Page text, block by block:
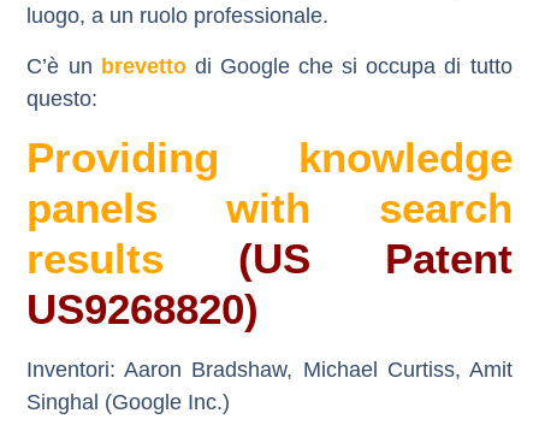
luogo, a un ruolo professionale.
C’è un brevettodi Google che si occupa di tutto
questo:
Providing knowledge
panels with search
results (US Patent
US9268820)
Inventori: Aaron Bradshaw, Michael Curtiss, Amit
Singhal (Google Inc.)